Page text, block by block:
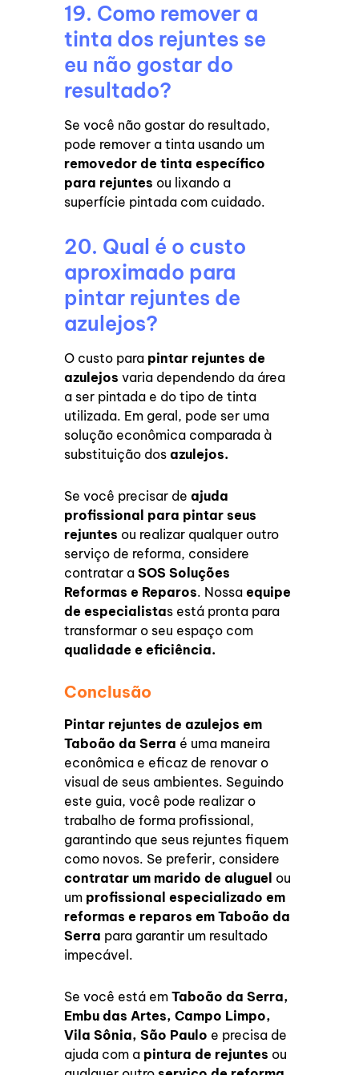
19. Como remover a
tinta dos rejuntes se
eu não gostar do
resultado?
Se você não gostar do resultado,
pode remover a tinta usando um
removedor de tinta específico
para rejuntes ou lixando a
superfície pintada com cuidado.
20. Qual é o custo
aproximado para
pintar rejuntes de
azulejos?
O custo para pintar rejuntes de
azulejos varia dependendo da área
a ser pintada e do tipo de tinta
utilizada. Em geral, pode ser uma
solução econômica comparada à
substituição dosazulejos.
Se você precisar de ajuda
profissional para pintar seus
rejuntes ou realizar qualquer outro
serviço de reforma, considere
contratar aSOS Soluções
Reformas e Reparos. Nossaequipe
de especialistas está pronta para
transformar o seu espaço com
qualidade e eficiência.
Conclusão
Pintar rejuntes de azulejos em
Taboão da Serra é uma maneira
econômica e eficaz de renovar o
visual de seus ambientes. Seguindo
este guia, você pode realizar o
trabalho de forma profissional,
garantindo que seus rejuntes fiquem
como novos. Se preferir, considere
contratar um marido de aluguel ou
um profissional especializado em
reformas e reparos em Taboão da
Serra para garantir um resultado
impecável.
Se você está emTaboão da Serra,
Embu das Artes, Campo Limpo,
Vila Sônia, São Paulo e precisa de
ajuda com a pintura de rejuntes ou